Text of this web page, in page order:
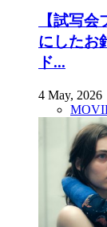
【試写
にしたお
ド...
4 May, 2026